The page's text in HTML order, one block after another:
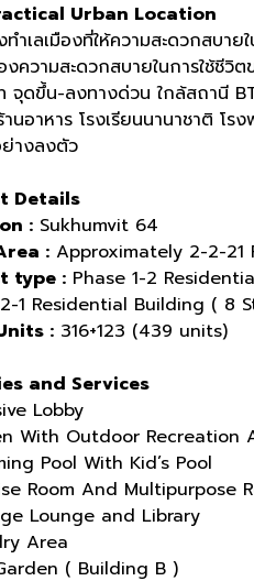
Urban Location
ำเลเมืองที่ให้ความสะดวกสบาย
ความสะดวกสบายในการใช้ชี
จุดขึ้น-ลงทางด่วน ใกล้สถานี
านอาหาร โรงเรียนนานาชาติ
างลงตัว
Details
: Sukhumvit 64
: Approximately 2-2-21
type : Phase 1-2
1 Residential Building ( 8
: 316+123 (439 units)
and Services
Lobby
With Outdoor Recreation
Pool With Kid’s Pool
Room And Multipurpose
Lounge and Library
Area
( Building B )